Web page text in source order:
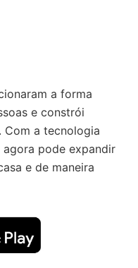
a forma
e constrói
Com a tecnologia
pode expandir
e de maneira